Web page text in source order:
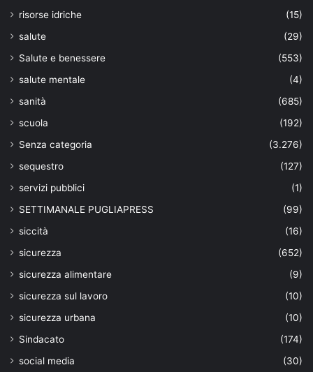
risorse idriche
(15)
salute
(29)
Salute e benessere
(553)
salute mentale
(4)
sanità
(685)
scuola
(192)
Senza categoria
(3.276)
sequestro
(127)
servizi pubblici
(1)
SETTIMANALE PUGLIAPRESS
(99)
siccità
(16)
sicurezza
(652)
sicurezza alimentare
(9)
sicurezza sul lavoro
(10)
sicurezza urbana
(10)
Sindacato
(174)
social media
(30)